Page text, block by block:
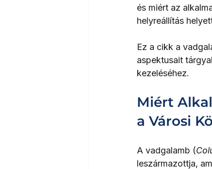
és miért az
helyreállítás
Ez a cikk a
aspektusait
kezeléséhez.
Miért
a Városi
A vadgalamb (
leszármazottja,